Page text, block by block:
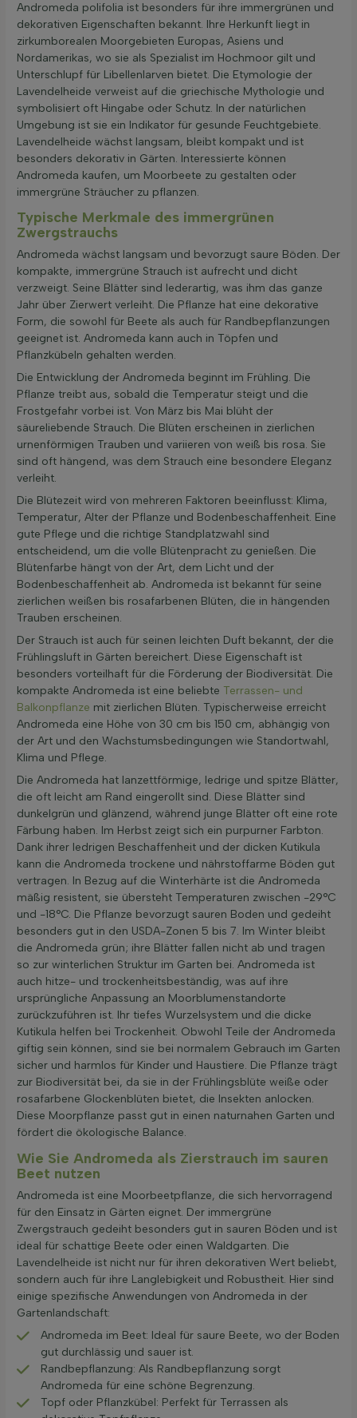
Andromeda polifolia ist besonders für ihre immergrünen und
dekorativen Eigenschaften bekannt. Ihre Herkunft liegt in
zirkumborealen Moorgebieten Europas, Asiens und
Nordamerikas, wo sie als Spezialist im Hochmoor gilt und
Unterschlupf für Libellenlarven bietet. Die Etymologie der
Lavendelheide verweist auf die griechische Mythologie und
symbolisiert oft Hingabe oder Schutz. In der natürlichen
Umgebung ist sie ein Indikator für gesunde Feuchtgebiete.
Lavendelheide wächst langsam, bleibt kompakt und ist
besonders dekorativ in Gärten. Interessierte können
Andromeda kaufen, um Moorbeete zu gestalten oder
immergrüne Sträucher zu pflanzen.
Typische Merkmale des immergrünen
Zwergstrauchs
Andromeda wächst langsam und bevorzugt saure Böden. Der
kompakte, immergrüne Strauch ist aufrecht und dicht
verzweigt. Seine Blätter sind lederartig, was ihm das ganze
Jahr über Zierwert verleiht. Die Pflanze hat eine dekorative
Form, die sowohl für Beete als auch für Randbepflanzungen
geeignet ist. Andromeda kann auch in Töpfen und
Pflanzkübeln gehalten werden.
Die Entwicklung der Andromeda beginnt im Frühling. Die
Pflanze treibt aus, sobald die Temperatur steigt und die
Frostgefahr vorbei ist. Von März bis Mai blüht der
säureliebende Strauch. Die Blüten erscheinen in zierlichen
urnenförmigen Trauben und variieren von weiß bis rosa. Sie
sind oft hängend, was dem Strauch eine besondere Eleganz
verleiht.
Die Blütezeit wird von mehreren Faktoren beeinflusst: Klima,
Temperatur, Alter der Pflanze und Bodenbeschaffenheit. Eine
gute Pflege und die richtige Standplatzwahl sind
entscheidend, um die volle Blütenpracht zu genießen. Die
Blütenfarbe hängt von der Art, dem Licht und der
Bodenbeschaffenheit ab. Andromeda ist bekannt für seine
zierlichen weißen bis rosafarbenen Blüten, die in hängenden
Trauben erscheinen.
Der Strauch ist auch für seinen leichten Duft bekannt, der die
Frühlingsluft in Gärten bereichert. Diese Eigenschaft ist
besonders vorteilhaft für die Förderung der Biodiversität. Die
kompakte Andromeda ist eine beliebte Terrassen- und
Balkonpflanze mit zierlichen Blüten. Typischerweise erreicht
Andromeda eine Höhe von 30 cm bis 150 cm, abhängig von
der Art und den Wachstumsbedingungen wie Standortwahl,
Klima und Pflege.
Die Andromeda hat lanzettförmige, ledrige und spitze Blätter,
die oft leicht am Rand eingerollt sind. Diese Blätter sind
dunkelgrün und glänzend, während junge Blätter oft eine rote
Färbung haben. Im Herbst zeigt sich ein purpurner Farbton.
Dank ihrer ledrigen Beschaffenheit und der dicken Kutikula
kann die Andromeda trockene und nährstoffarme Böden gut
vertragen. In Bezug auf die Winterhärte ist die Andromeda
mäßig resistent, sie übersteht Temperaturen zwischen -29°C
und -18°C. Die Pflanze bevorzugt sauren Boden und gedeiht
besonders gut in den USDA-Zonen 5 bis 7. Im Winter bleibt
die Andromeda grün; ihre Blätter fallen nicht ab und tragen
so zur winterlichen Struktur im Garten bei. Andromeda ist
auch hitze- und trockenheitsbeständig, was auf ihre
ursprüngliche Anpassung an Moorblumenstandorte
zurückzuführen ist. Ihr tiefes Wurzelsystem und die dicke
Kutikula helfen bei Trockenheit. Obwohl Teile der Andromeda
giftig sein können, sind sie bei normalem Gebrauch im Garten
sicher und harmlos für Kinder und Haustiere. Die Pflanze trägt
zur Biodiversität bei, da sie in der Frühlingsblüte weiße oder
rosafarbene Glockenblüten bietet, die Insekten anlocken.
Diese Moorpflanze passt gut in einen naturnahen Garten und
fördert die ökologische Balance.
Wie Sie Andromeda als Zierstrauch im sauren
Beet nutzen
Andromeda ist eine Moorbeetpflanze, die sich hervorragend
für den Einsatz in Gärten eignet. Der immergrüne
Zwergstrauch gedeiht besonders gut in sauren Böden und ist
ideal für schattige Beete oder einen Waldgarten. Die
Lavendelheide ist nicht nur für ihren dekorativen Wert beliebt,
sondern auch für ihre Langlebigkeit und Robustheit. Hier sind
einige spezifische Anwendungen von Andromeda in der
Gartenlandschaft:
Andromeda im Beet: Ideal für saure Beete, wo der Boden
gut durchlässig und sauer ist.
Randbepflanzung: Als Randbepflanzung sorgt
Andromeda für eine schöne Begrenzung.
Topf oder Pflanzkübel: Perfekt für Terrassen als